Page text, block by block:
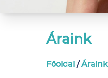
Áraink
Főoldal / Áraink